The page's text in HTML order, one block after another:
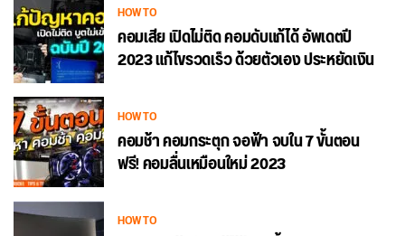
HOW TO
คอมเสีย เปิดไม่ติด คอมดับแก้ได้ อัพเดตปี
2023 แก้ไขรวดเร็ว ด้วยตัวเอง ประหยัดเงิน
HOW TO
คอมช้า คอมกระตุก จอฟ้า จบใน 7 ขั้นตอน
ฟรี! คอมลื่นเหมือนใหม่ 2023
HOW TO